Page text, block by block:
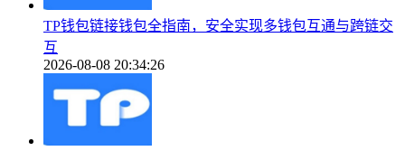
TP钱包链接钱包全指南，安全实现多钱包互通与跨链交
互
2026-08-08 20:34:26